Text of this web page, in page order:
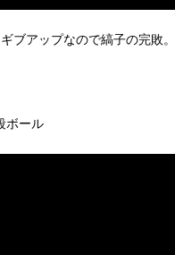
ブアップなので縞子の完敗。
ボール